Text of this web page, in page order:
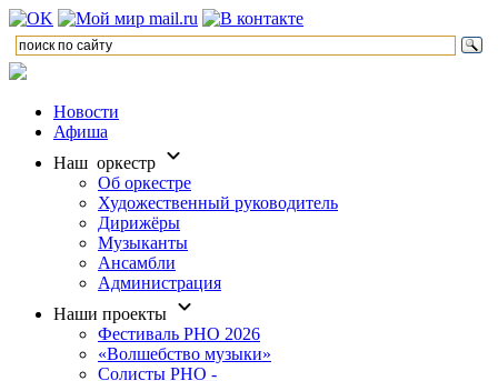
Новости
Афиша
Наш оркестр
Об оркестре
Художественный руководитель
Дирижёры
Музыканты
Ансамбли
Администрация
Наши проекты
Фестиваль РНО 2026
«Волшебство музыки»
Солисты РНО -